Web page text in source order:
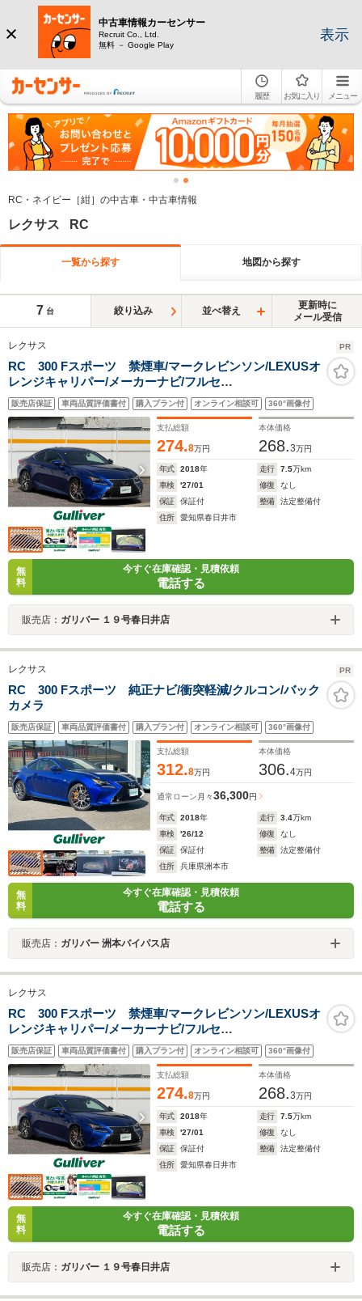
中古車情報カーセンサー
Recruit Co., Ltd.
無料 － Google Play
表示
履歴 お気に入り メニュー
RC・ネイビー［紺］の中古車・中古車情報
レクサス RC
一覧から探す 地図から探す
7 台 絞り込み 並べ替え
更新時に
メール受信
レクサス PR
RC 300 Fスポーツ 禁煙車/マークレビンソン/LEXUSオ
レンジキャリパー/メーカーナビ/フルセ
グ/CD/DVD/SD/BT/USB/AUX/Miracast/バックカメラ/前
後ドラレコ/純正19インチAW/黒革/シートヒーター/エアシ
ート/PCS/LDA/ACC/三眼LED
販売店保証 車両品質評価書付 購入プラン付 オンライン相談可 360°画像付
支払総額
274.8万円
本体価格
268.3万円
年式 2018年 走行 7.5万km
車検
'27/01 修復
なし
保証
保証付 整備
法定整備付
住所
愛知県春日井市
無
料
今すぐ在庫確認・見積依頼
電話する
販売店： ガリバー １９号春日井店
レクサス PR
RC 300 Fスポーツ 純正ナビ/衝突軽減/クルコン/バック
カメラ
販売店保証 車両品質評価書付 購入プラン付 オンライン相談可 360°画像付
支払総額
312.8万円
本体価格
306.4万円
通常ローン 月々36,300円
年式 2018年 走行 3.4万km
車検
'26/12 修復
なし
保証
保証付 整備
法定整備付
住所
兵庫県洲本市
無
料
今すぐ在庫確認・見積依頼
電話する
販売店： ガリバー 洲本バイパス店
レクサス
RC 300 Fスポーツ 禁煙車/マークレビンソン/LEXUSオ
レンジキャリパー/メーカーナビ/フルセ
グ/CD/DVD/SD/BT/USB/AUX/Miracast/バックカメラ/前
後ドラレコ/純正19インチAW/黒革/シートヒーター/エアシ
ート/PCS/LDA/ACC/三眼LED
販売店保証 車両品質評価書付 購入プラン付 オンライン相談可 360°画像付
支払総額
274.8万円
本体価格
268.3万円
年式 2018年 走行 7.5万km
車検
'27/01 修復
なし
保証
保証付 整備
法定整備付
住所
愛知県春日井市
無
料
今すぐ在庫確認・見積依頼
電話する
販売店： ガリバー １９号春日井店